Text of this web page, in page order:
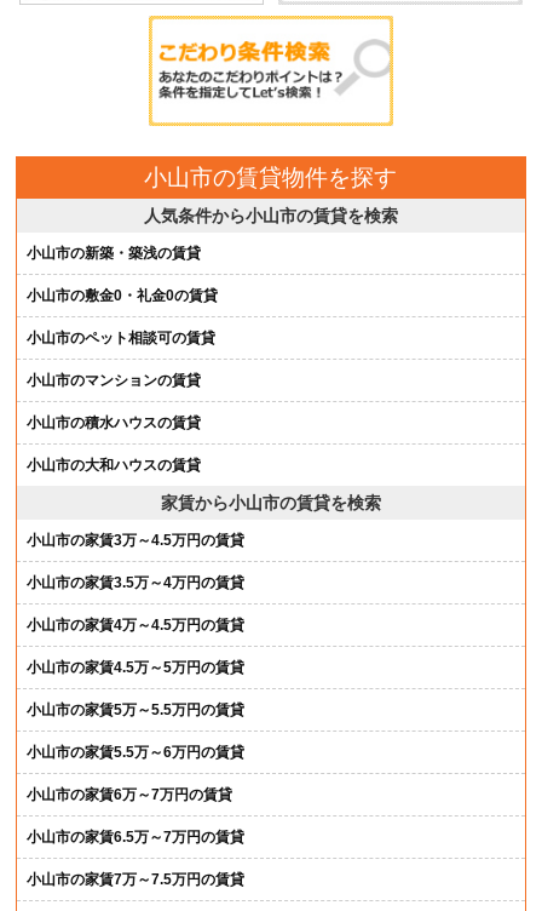
小山市の賃貸物件を探す
人気条件から小山市の賃貸を検索
小山市の新築・築浅の賃貸
小山市の敷金0・礼金0の賃貸
小山市のペット相談可の賃貸
小山市のマンションの賃貸
小山市の積水ハウスの賃貸
小山市の大和ハウスの賃貸
家賃から小山市の賃貸を検索
小山市の家賃3万～4.5万円の賃貸
小山市の家賃3.5万～4万円の賃貸
小山市の家賃4万～4.5万円の賃貸
小山市の家賃4.5万～5万円の賃貸
小山市の家賃5万～5.5万円の賃貸
小山市の家賃5.5万～6万円の賃貸
小山市の家賃6万～7万円の賃貸
小山市の家賃6.5万～7万円の賃貸
小山市の家賃7万～7.5万円の賃貸